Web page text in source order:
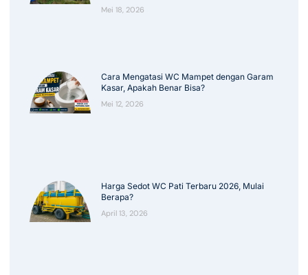
Mei 18, 2026
Cara Mengatasi WC Mampet dengan Garam
Kasar, Apakah Benar Bisa?
Mei 12, 2026
Harga Sedot WC Pati Terbaru 2026, Mulai
Berapa?
April 13, 2026